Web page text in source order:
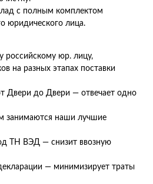
с полным комплектом
юридического лица.
российскому юр. лицу,
на разных этапах поставки
Двери до Двери — отвечает одно
занимаются наши лучшие
ТН ВЭД — снизит ввозную
— минимизирует траты